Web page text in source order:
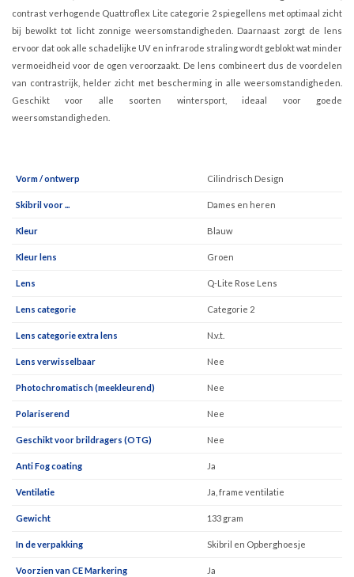
contrast verhogende Quattroflex Lite categorie 2 spiegellens met optimaal zicht
bij bewolkt tot licht zonnige weersomstandigheden. Daarnaast zorgt de lens
ervoor dat ook alle schadelijke UV en infrarode straling wordt geblokt wat minder
vermoeidheid voor de ogen veroorzaakt. De lens combineert dus de voordelen
van contrastrijk, helder zicht met bescherming in alle weersomstandigheden.
Geschikt voor alle soorten wintersport, ideaal voor goede
weersomstandigheden.
Vorm / ontwerp Cilindrisch Design
Skibril voor ... Dames en heren
Kleur Blauw
Kleur lens Groen
Lens Q-Lite Rose Lens
Lens categorie Categorie 2
Lens categorie extra lens N.v.t.
Lens verwisselbaar Nee
Photochromatisch (meekleurend) Nee
Polariserend Nee
Geschikt voor brildragers (OTG) Nee
Anti Fog coating Ja
Ventilatie Ja, frame ventilatie
Gewicht 133 gram
In de verpakking Skibril en Opberghoesje
Voorzien van CE Markering Ja